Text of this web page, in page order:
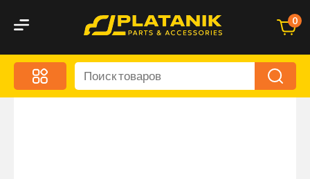
0
Меню
Акционные предложения